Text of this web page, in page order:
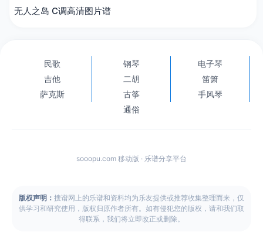
无人之岛 C调高清图片谱
民歌 钢琴
电子琴
吉他
二胡
笛箫
萨克斯
古筝
手风琴
通俗
sooopu.com 移动版 · 乐谱分享平台
版权声明： 搜谱网上的乐谱和资料均为乐友提供或推荐收集整理而来，仅
供学习和研究使用，版权归原作者所有。如有侵犯您的版权，请和我们取
得联系，我们将立即改正或删除。